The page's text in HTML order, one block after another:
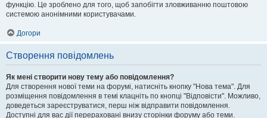
функцію. Це зроблено для того, щоб запобігти зловживанню поштовою
системою анонімними користувачами.
Догори
Створення повідомлень
Як мені створити нову тему або повідомлення?
Для створення нової теми на форумі, натисніть кнопку "Нова тема". Для
розміщення повідомлення в темі клацніть по кнопці "Відповісти". Можливо,
доведеться зареєструватися, перш ніж відправити повідомлення.
Доступні для вас дії перераховані внизу сторінки форуму або теми.